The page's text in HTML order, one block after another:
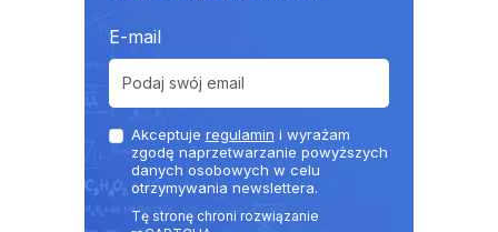
E-mail
Akceptuje regulamin i wyrażam
zgodę naprzetwarzanie powyższych
danych osobowych w celu
otrzymywania newslettera.